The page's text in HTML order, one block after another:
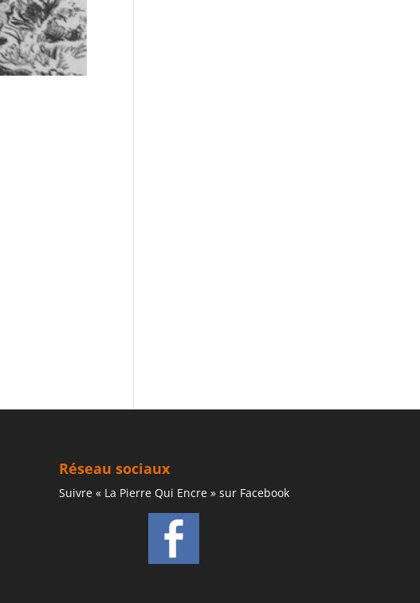
Réseau sociaux
Suivre « La Pierre Qui Encre » sur Facebook